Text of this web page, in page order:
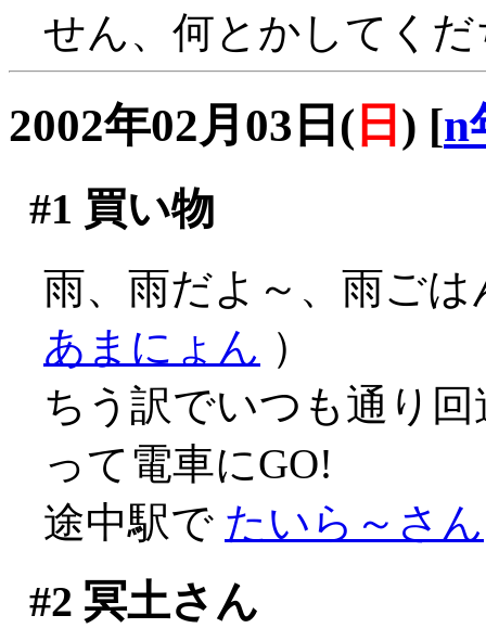
せん、何とかしてく
2002年02月03日( 日 ) [n
#1 買い物
雨、雨だよ～、雨ご
あまにょん ）
ちう訳でいつも通り
って電車にGO!
途中駅で たいら～さん
#2 冥土さん